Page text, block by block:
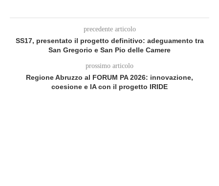
precedente articolo
SS17, presentato il progetto definitivo: adeguamento tra
San Gregorio e San Pio delle Camere
prossimo articolo
Regione Abruzzo al FORUM PA 2026: innovazione,
coesione e IA con il progetto IRIDE